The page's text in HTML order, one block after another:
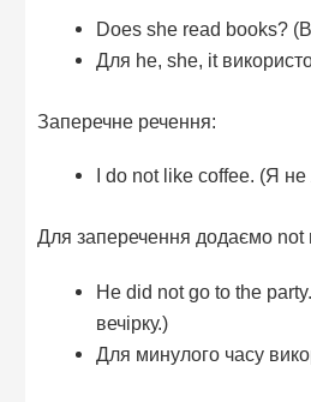
Does she read books?
Для he, she, it
Заперечне речення:
I do not like coffee. (Я
Для заперечення додаємо not
He did not go to the
вечірку.)
Для минулого часу